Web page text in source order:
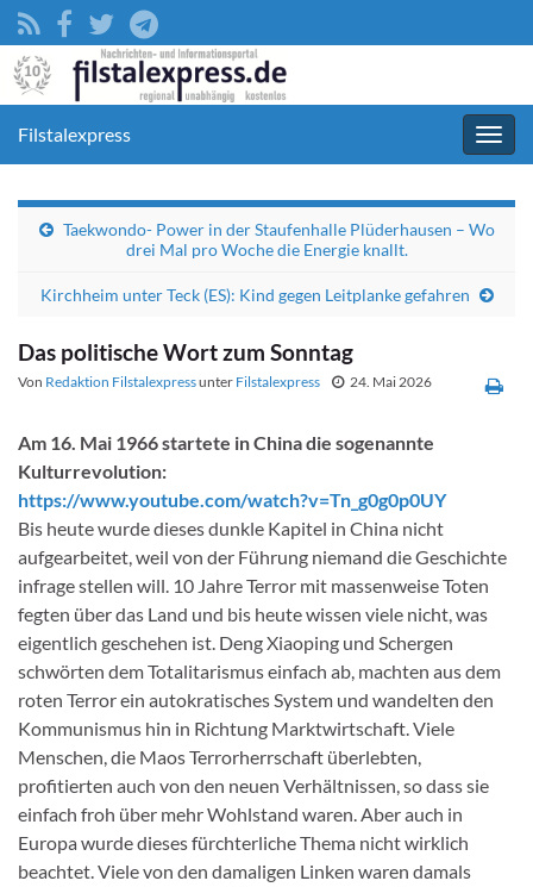
Filstalexpress
Taekwondo- Power in der Staufenhalle Plüderhausen – Wo
drei Mal pro Woche die Energie knallt.
Kirchheim unter Teck (ES): Kind gegen Leitplanke gefahren
Das politische Wort zum Sonntag
Von Redaktion Filstalexpressunter Filstalexpress 24. Mai 2026
Am 16. Mai 1966 startete in China die sogenannte
Kulturrevolution:
https://www.youtube.com/watch?v=Tn_g0g0p0UY
Bis heute wurde dieses dunkle Kapitel in China nicht
aufgearbeitet, weil von der Führung niemand die Geschichte
infrage stellen will. 10 Jahre Terror mit massenweise Toten
fegten über das Land und bis heute wissen viele nicht, was
eigentlich geschehen ist. Deng Xiaoping und Schergen
schwörten dem Totalitarismus einfach ab, machten aus dem
roten Terror ein autokratisches System und wandelten den
Kommunismus hin in Richtung Marktwirtschaft. Viele
Menschen, die Maos Terrorherrschaft überlebten,
profitierten auch von den neuen Verhältnissen, so dass sie
einfach froh über mehr Wohlstand waren. Aber auch in
Europa wurde dieses fürchterliche Thema nicht wirklich
beachtet. Viele von den damaligen Linken waren damals